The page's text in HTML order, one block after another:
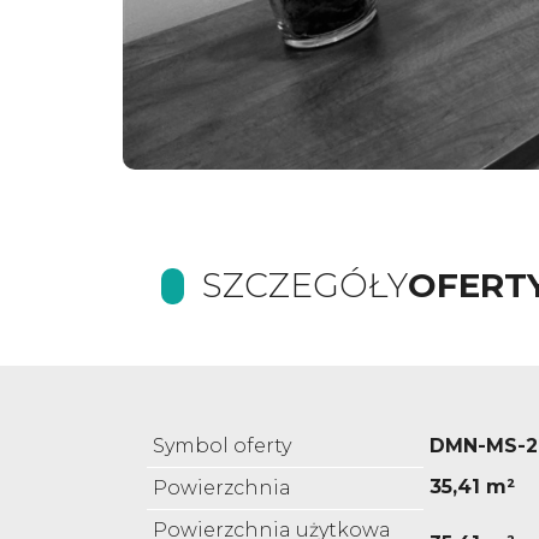
SZCZEGÓŁY
Symbol oferty
DMN-MS-
Powierzchnia
35,41 m²
Powierzchnia użytkowa